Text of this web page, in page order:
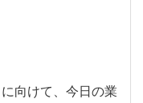
向けて、今日の業